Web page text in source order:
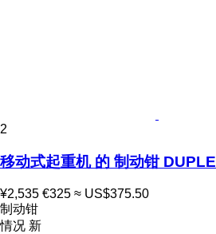
2
移动式起重机 的 制动钳
¥2,535 €325 ≈ US$375.50
制动钳
情况 新